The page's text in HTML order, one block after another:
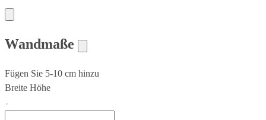
Wandmaße
Fügen Sie 5-10 cm hinzu
Breite Höhe